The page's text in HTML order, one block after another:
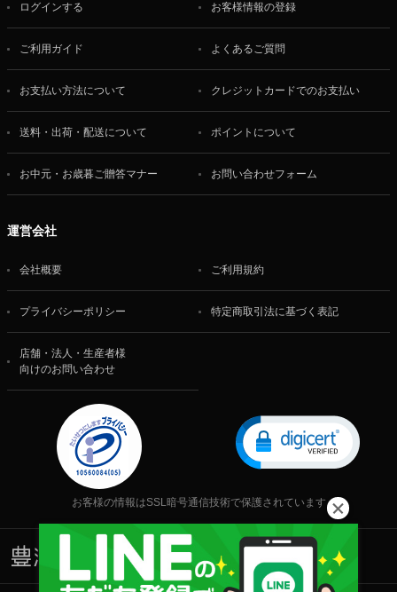
ログインする お客様情報の登録
ご利用ガイド よくあるご質問
お支払い方法について クレジットカードでのお支払い
送料・出荷・配送について ポイントについて
お中元・お歳暮ご贈答マナー お問い合わせフォーム
運営会社
会社概要 ご利用規約
プライバシーポリシー 特定商取引法に基づく表記
店舗・法人・生産者様
向けのお問い合わせ
お客様の情報はSSL暗号通信技術で保護されています